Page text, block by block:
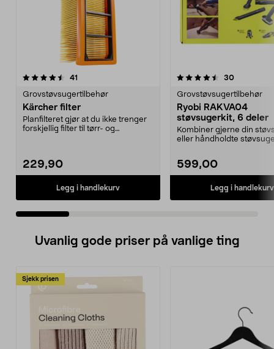
41
Grovstøvsugertilbehør
Kärcher filter
Planfilteret gjør at du ikke trenger
forskjellig filter til tørr- og
229,90
Legg i handlekurv
4.5 av 5 stjerner 30
Grovstøvsugertilbehør
Ryobi RAKVA04
støvsugerkit, 6 deler
Kombiner gjerne din
eller håndholdte
599,00
Legg i handlekurv
4.5 av 5 stjerner
Uvanlig gode priser på vanlige ting
Sjekk prisen